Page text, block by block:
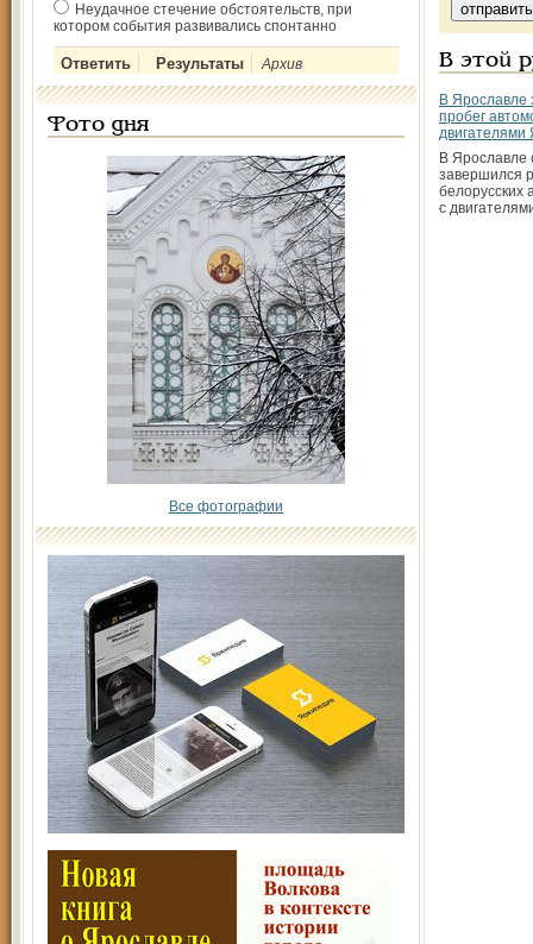
Неудачное стечение обстоятельств, при
котором события развивались спонтанно
Архив
Фото дня
Все фотографии
В этой
В Ярославле
пробег
В Ярославле
завершился
белорусских
с